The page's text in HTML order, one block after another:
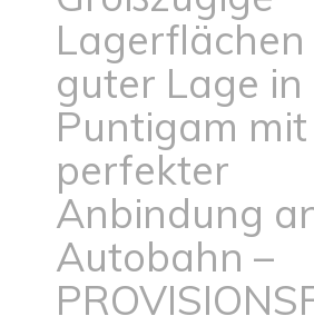
guter Lage in
Puntigam mit
perfekter
Anbindung
Autobahn –